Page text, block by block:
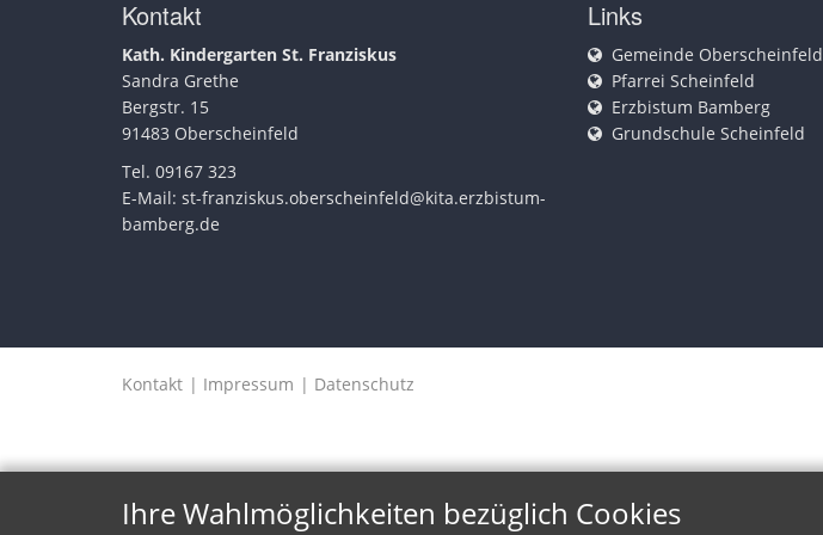
Kontakt
Kath. Kindergarten St. Franziskus
Sandra Grethe
Bergstr. 15
91483 Oberscheinfeld
Tel. 09167 323
E-Mail: st-franziskus.oberscheinfeld@kita.erzbistum-
bamberg.de
Links
Gemeinde Oberscheinfeld
Pfarrei Scheinfeld
Erzbistum Bamberg
Grundschule Scheinfeld
Kontakt Impressum Datenschutz
Ihre Wahlmöglichkeiten bezüglich Cookies